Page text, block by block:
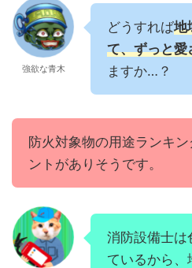
強欲な青木
どうすれば地
て、ずっと愛
ますか…？
防火対象物の用途ランキン
ントがありそうです。
消防設備士は
ているから